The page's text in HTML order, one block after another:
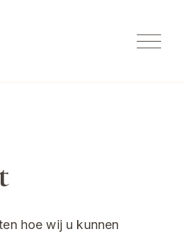
M
e
hoe wij u kunnen